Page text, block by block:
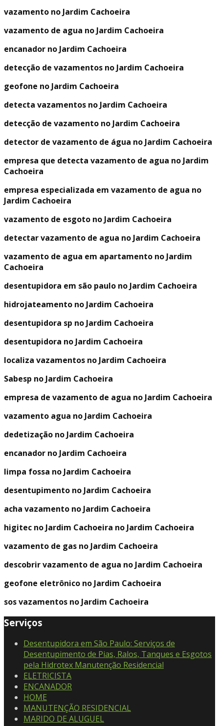
vazamento no Jardim Cachoeira
vazamento de agua no Jardim Cachoeira
encanador no Jardim Cachoeira
detecção de vazamentos no Jardim Cachoeira
geofone no Jardim Cachoeira
detecta vazamentos no Jardim Cachoeira
detecção de vazamento no Jardim Cachoeira
detector de vazamento de água no Jardim Cachoeira
empresa que detecta vazamento de agua no Jardim
Cachoeira
empresa especializada em vazamento de agua no
Jardim Cachoeira
vazamento de esgoto no Jardim Cachoeira
detectar vazamento de agua no Jardim Cachoeira
vazamento de agua em apartamento no Jardim
Cachoeira
desentupidora em são paulo no Jardim Cachoeira
hidrojateamento no Jardim Cachoeira
desentupidora sp no Jardim Cachoeira
desentupidora no Jardim Cachoeira
localiza vazamentos no Jardim Cachoeira
Sabesp no Jardim Cachoeira
empresa de vazamento de agua no Jardim Cachoeira
vazamento agua no Jardim Cachoeira
dedetização no Jardim Cachoeira
encanador no Jardim Cachoeira
limpa fossa no Jardim Cachoeira
desentupimento no Jardim Cachoeira
acha vazamento no Jardim Cachoeira
higitec no Jardim Cachoeira no Jardim Cachoeira
vazamento de gas no Jardim Cachoeira
descobrir vazamento de agua no Jardim Cachoeira
geofone eletrônico no Jardim Cachoeira
sos vazamentos no Jardim Cachoeira
Serviços
Desentupidora em São Paulo: Serviços de
Desentupimento de Pias, Ralos, Tanques e Esgotos
pela Hidrotex Manutenção Residencial
ELETRICISTA
ENCANADOR
HOME
MANUTENÇÃO RESIDENCIAL
MARIDO DE ALUGUEL